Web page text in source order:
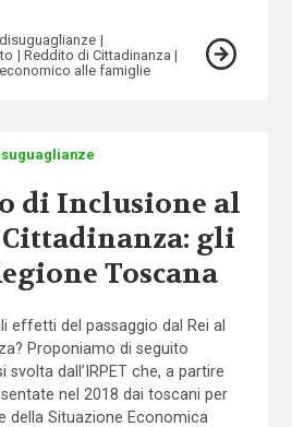
disuguaglianze
Reddito di Cittadinanza
alle famiglie
di Inclusione al
gli
Toscana
effetti del passaggio dal Rei al
Proponiamo di seguito
svolta dall’IRPET che, a partire
nel 2018 dai toscani per
della Situazione Economica